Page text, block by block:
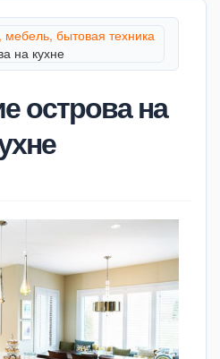
мебель, бытовая техника
на кухне
острова на